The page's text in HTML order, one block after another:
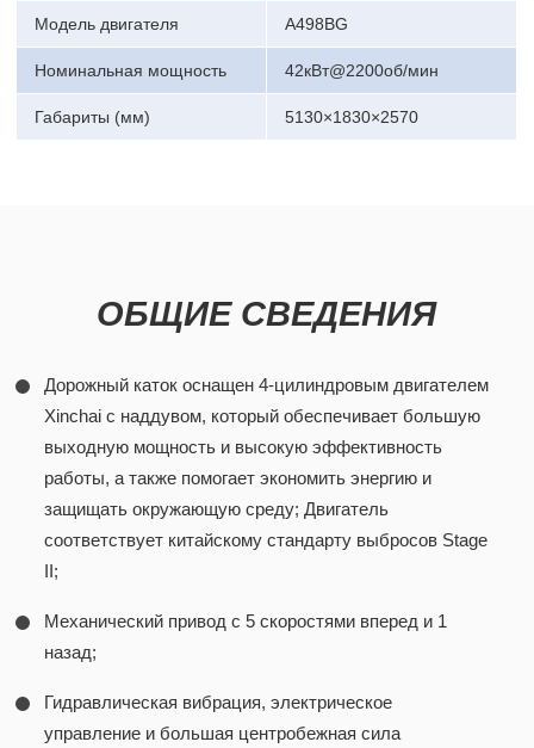
Модель двигателя A498BG
Номинальная мощность 42кВт@2200об/мин
Габариты (мм) 5130×1830×2570
ОБЩИЕ СВЕДЕНИЯ
Дорожный каток оснащен 4-цилиндровым двигателем
Xinchai с наддувом, который обеспечивает большую
выходную мощность и высокую эффективность
работы, а также помогает экономить энергию и
защищать окружающую среду; Двигатель
соответствует китайскому стандарту выбросов Stage
II;
Механический привод с 5 скоростями вперед и 1
назад;
Гидравлическая вибрация, электрическое
управление и большая центробежная сила